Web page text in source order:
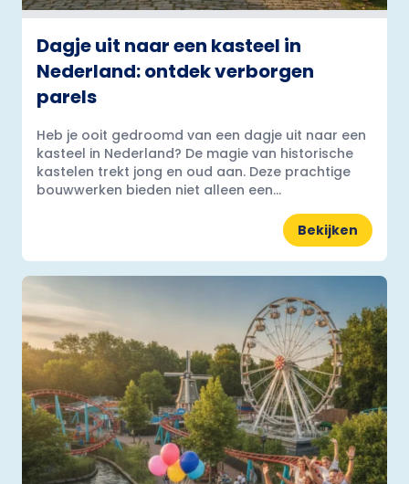
Dagje uit naar een kasteel in
Nederland: ontdek verborgen
parels
Heb je ooit gedroomd van een dagje uit naar een
kasteel in Nederland? De magie van historische
kastelen trekt jong en oud aan. Deze prachtige
bouwwerken bieden niet alleen een...
Bekijken